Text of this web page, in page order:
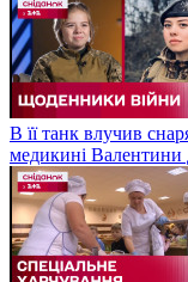
В її танк влучив
медикині Валентини